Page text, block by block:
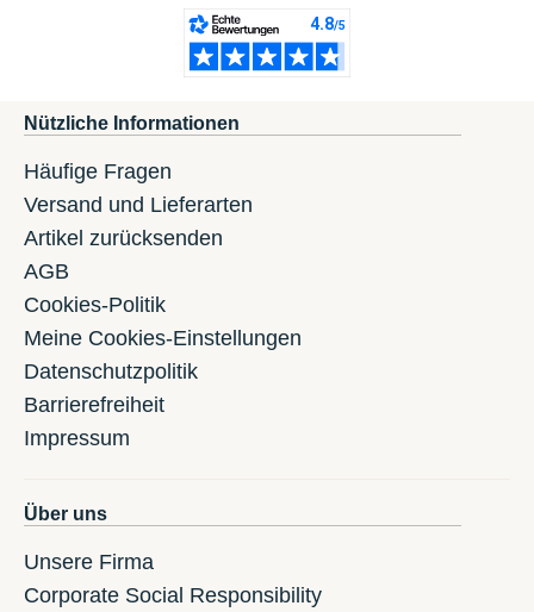
Nützliche Informationen
Häufige Fragen
Versand und Lieferarten
Artikel zurücksenden
AGB
Cookies-Politik
Meine Cookies-Einstellungen
Datenschutzpolitik
Barrierefreiheit
Impressum
Über uns
Unsere Firma
Corporate Social Responsibility